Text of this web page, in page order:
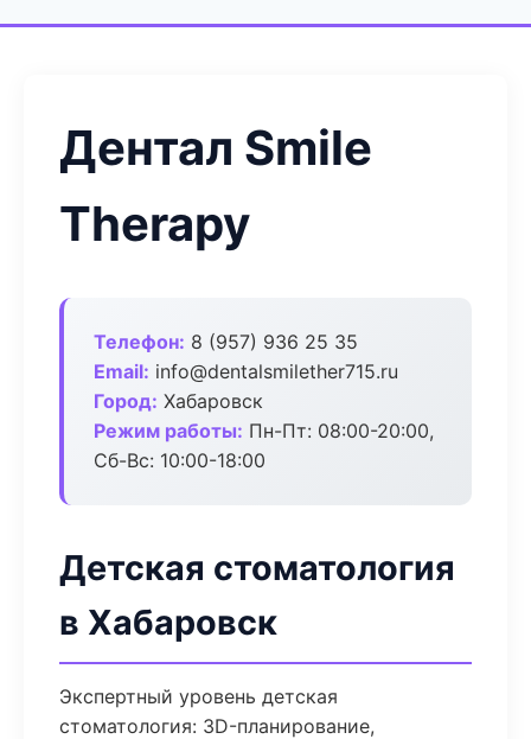
Дентал Smile
Therapy
Телефон: 8 (957) 936 25 35
Email: info@dentalsmilether715.ru
Город: Хабаровск
Режим работы: Пн-Пт: 08:00-20:00,
Сб-Вс: 10:00-18:00
Детская стоматология
в Хабаровск
Экспертный уровень детская
стоматология: 3D-планирование,